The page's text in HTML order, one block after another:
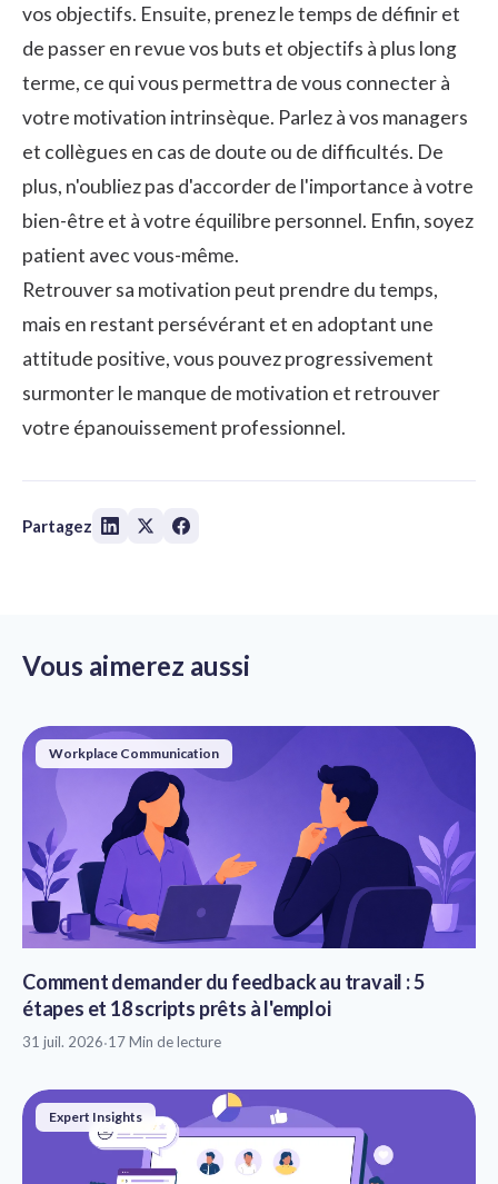
vos objectifs. Ensuite, prenez le temps de définir et
de passer en revue vos buts et objectifs à plus long
terme, ce qui vous permettra de vous connecter à
votre motivation intrinsèque. Parlez à vos managers
et collègues en cas de doute ou de difficultés. De
plus, n'oubliez pas d'accorder de l'importance à votre
bien-être et à votre équilibre personnel. Enfin, soyez
patient avec vous-même.
Retrouver sa motivation peut prendre du temps,
mais en restant persévérant et en adoptant une
attitude positive, vous pouvez progressivement
surmonter le manque de motivation et retrouver
votre épanouissement professionnel.
Partagez
Vous aimerez aussi
Workplace Communication
Comment demander du feedback au travail : 5
étapes et 18 scripts prêts à l'emploi
31 juil. 2026·17 Min de lecture
Expert Insights